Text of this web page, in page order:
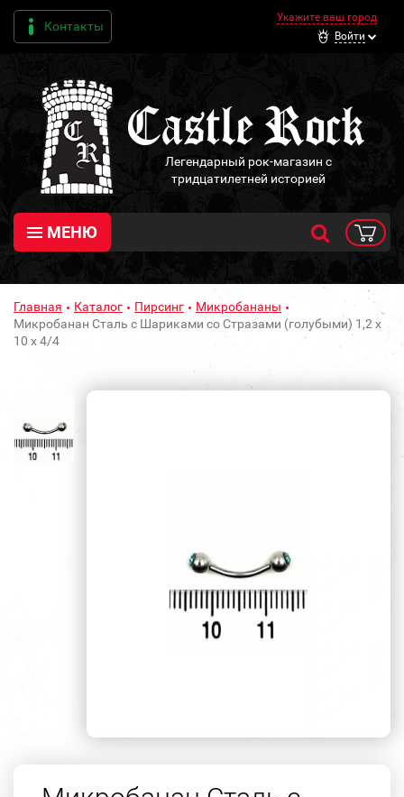
Контакты
Укажите ваш город
Войти
Легендарный рок-магазин с
тридцатилетней историей
МЕНЮ
Главная Каталог Пирсинг
Микробананы
Микробанан Сталь с Шариками со Стразами (голубыми) 1,2 х
10 х 4/4